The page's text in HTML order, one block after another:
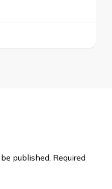
published. Required